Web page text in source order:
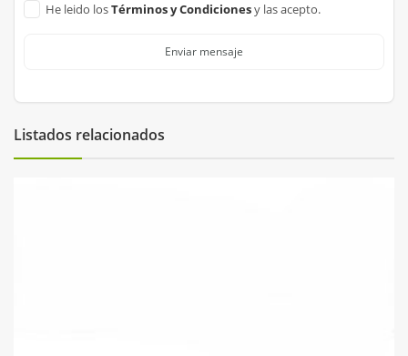
He leido losTérminos y Condicionesy las acepto.
Enviar mensaje
Listados relacionados